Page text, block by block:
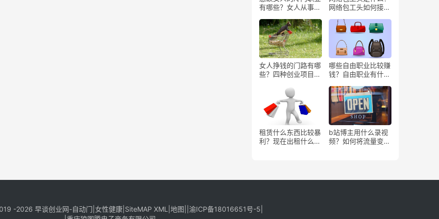
有哪些？女人从事哪
网络包工头如何接业
女人挣钱的门路有哪
些？四种创业项目推
哪些自由职业比较赚
钱？自由职业有什么
租赁什么东西比较暴
利？现在出租什么更
b站博主用什么录视
频？如何将流量变
-2026 早谈创业网-自动门 女性健康| SiteMAP XML 地图 渝ICP备18016651号-5